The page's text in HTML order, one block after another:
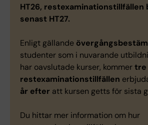
HT26, restexaminationstillfällen
senast HT27.
Enligt gällande
studenter som i nuvarande
har oavslutade kurser, kommertre
restexaminationstillfällen
år efter att kursen getts för sista
Du hittar mer information om hur